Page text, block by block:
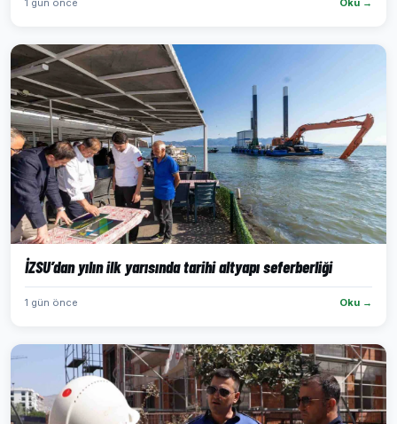
1 gün önce Oku →
İZSU’dan yılın ilk yarısında tarihi altyapı seferberliği
1 gün önce Oku →